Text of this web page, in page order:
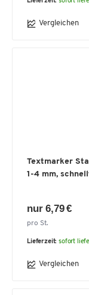
Vergleichen
Textmarker
1-4 mm,
nur 6,79 €
pro St.
Lieferzeit: sofort
Vergleichen